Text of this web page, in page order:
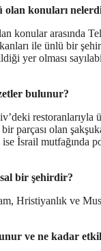
olan konuları
konular arasında
ile ünlü bir
yer olması
bulunur?
parçası olan
İsrail mutfağında
bir şehirdir?
Hristiyanlık ve
ve ne kadar